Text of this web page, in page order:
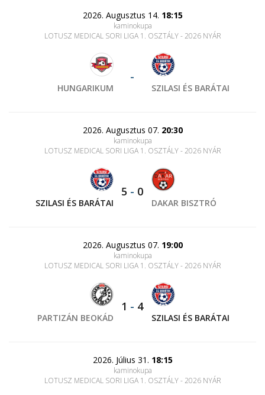
2026. Augusztus 14. 18:15
kaminokupa
LOTUSZ MEDICAL SORI LIGA 1. OSZTÁLY - 2026 NYÁR
HUNGARIKUM
-
SZILASI ÉS BARÁTAI
2026. Augusztus 07. 20:30
kaminokupa
LOTUSZ MEDICAL SORI LIGA 1. OSZTÁLY - 2026 NYÁR
SZILASI ÉS BARÁTAI
5 - 0
DAKAR BISZTRÓ
2026. Augusztus 07. 19:00
kaminokupa
LOTUSZ MEDICAL SORI LIGA 1. OSZTÁLY - 2026 NYÁR
PARTIZÁN BEOKÁD
1 - 4
SZILASI ÉS BARÁTAI
2026. Július 31. 18:15
kaminokupa
LOTUSZ MEDICAL SORI LIGA 1. OSZTÁLY - 2026 NYÁR